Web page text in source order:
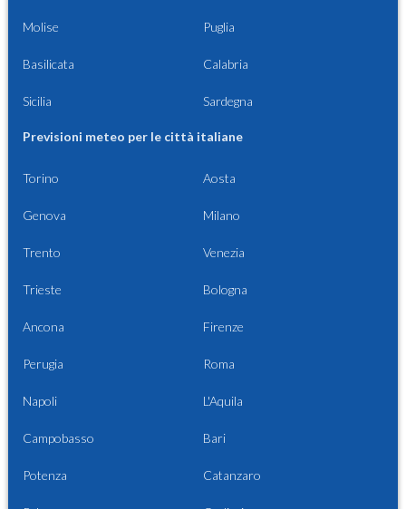
Molise Puglia
Basilicata Calabria
Sicilia Sardegna
Previsioni meteo per le città italiane
Torino Aosta
Genova Milano
Trento Venezia
Trieste Bologna
Ancona Firenze
Perugia Roma
Napoli L'Aquila
Campobasso Bari
Potenza Catanzaro